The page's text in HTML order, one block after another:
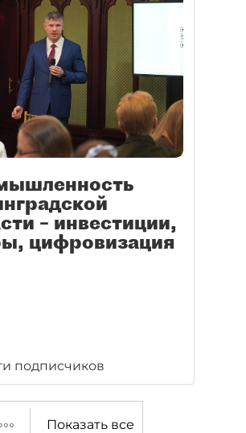
– инвестиции,
цифровизация
подписчиков
Показать все